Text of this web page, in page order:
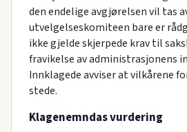
den endelige avgjørelsen vil tas
utvelgelseskomiteen bare er
ikke gjelde skjerpede krav til
fravikelse av administrasjonens
Innklagede avviser at vilkårene
stede.
Klagenemndas vurdering